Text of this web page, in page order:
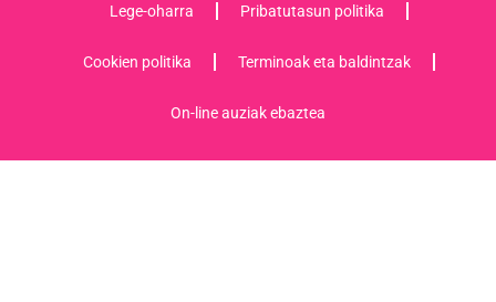
Lege-oharra Pribatutasun politika
Cookien politika Terminoak eta baldintzak
On-line auziak ebaztea